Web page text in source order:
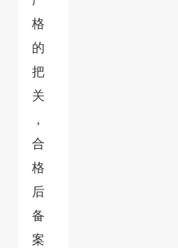
格
的
把
关
，
合
格
后
备
案